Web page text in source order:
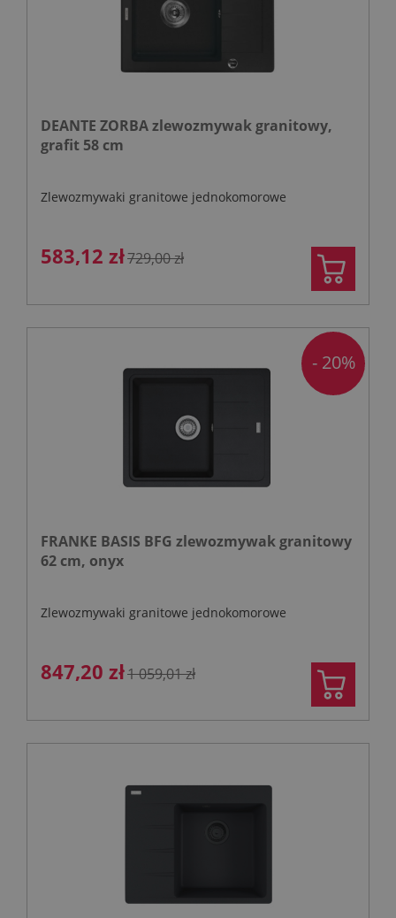
DEANTE ZORBA zlewozmywak granitowy,
grafit 58 cm
Zlewozmywaki granitowe jednokomorowe
583,12 zł729,00 zł
FRANKE BASIS BFG zlewozmywak granitowy
62 cm, onyx
Zlewozmywaki granitowe jednokomorowe
847,20 zł1 059,01 zł
- 20%